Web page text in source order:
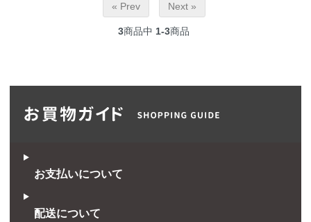
« Prev Next »
3商品中 1-3商品
お支払いについて
配送について